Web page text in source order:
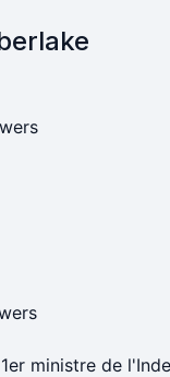
ministre de l'Inde